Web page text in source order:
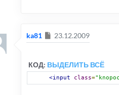
ka81 Сообщение
23.12.2009
КОД: ВЫДЕЛИТЬ ВСЁ
<input class=